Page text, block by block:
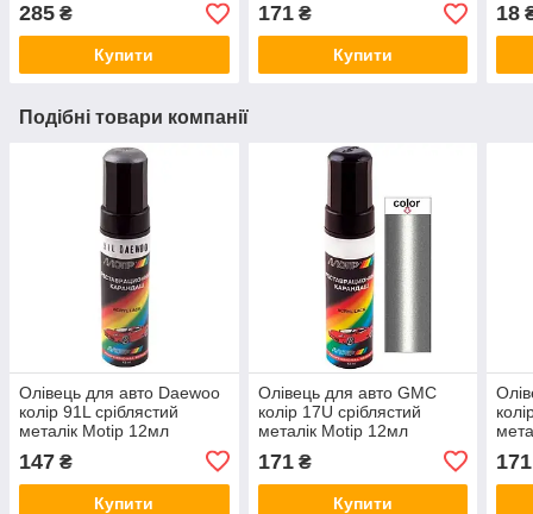
285 ₴
Купити
171₴
Купити
18
Подібні товари компанії
Олівець для авто Daewoo
колір 91L сріблястий
металік Motip 12мл
147 ₴
Купити
Олівець для авто GMC
колір 17U сріблястий
металік Motip 12мл
171₴
Купити
171